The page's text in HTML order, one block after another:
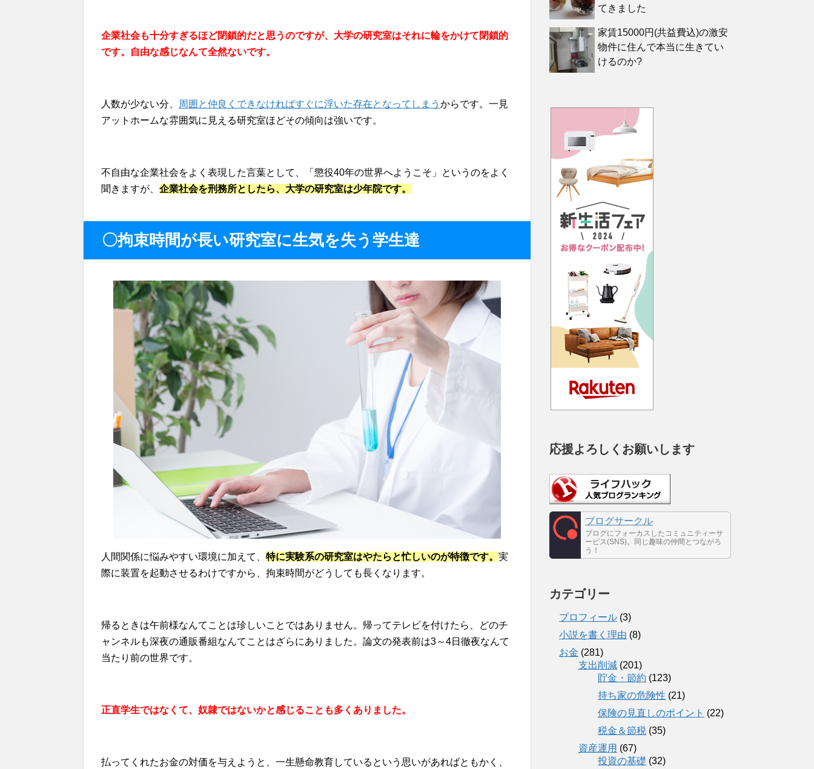
企業社会も十分すぎるほど閉鎖的だと思うのですが、大学の研究室はそれに輪をかけて閉鎖的
です。自由な感じなんて全然ないです。
人数が少ない分、 周囲と仲良くできなければすぐに浮いた存在となってしまう からです。一見
アットホームな雰囲気に見える研究室ほどその傾向は強いです。
不自由な企業社会をよく表現した言葉として、「懲役40年の世界へようこそ」というのをよく
聞きますが、 企業社会を刑務所としたら、大学の研究室は少年院です。
〇拘束時間が長い研究室に生気を失う学生達
人間関係に悩みやすい環境に加えて、 特に実験系の研究室はやたらと忙しいのが特徴です。 実
際に装置を起動させるわけですから、拘束時間がどうしても長くなります。
帰るときは午前様なんてことは珍しいことではありません。帰ってテレビを付けたら、どのチ
ャンネルも深夜の通販番組なんてことはざらにありました。論文の発表前は3～4日徹夜なんて
当たり前の世界です。
正直学生ではなくて、奴隷ではないかと感じることも多くありました。
払ってくれたお金の対価を与えようと、一生懸命教育しているという思いがあればともかく、
てきました
家賃15000円(共益費込)の激安
物件に住んで本当に生きてい
けるのか?
応援よろしくお願いします
ブログサークル
ブログにフォーカスしたコミュニティーサ
ービス(SNS)。同じ趣味の仲間とつながろ
う！
カテゴリー
プロフィール (3)
小説を書く理由 (8)
お金 (281)
支出削減 (201)
貯金・節約 (123)
持ち家の危険性 (21)
保険の見直しのポイント (22)
税金＆節税 (35)
資産運用 (67)
投資の基礎 (32)